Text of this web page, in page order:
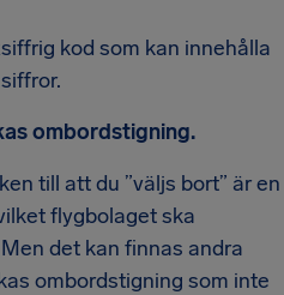
kod som kan innehålla
ombordstigning.
till att du ”väljs bort” är en
flygbolaget ska
det kan finnas andra
ombordstigning som inte